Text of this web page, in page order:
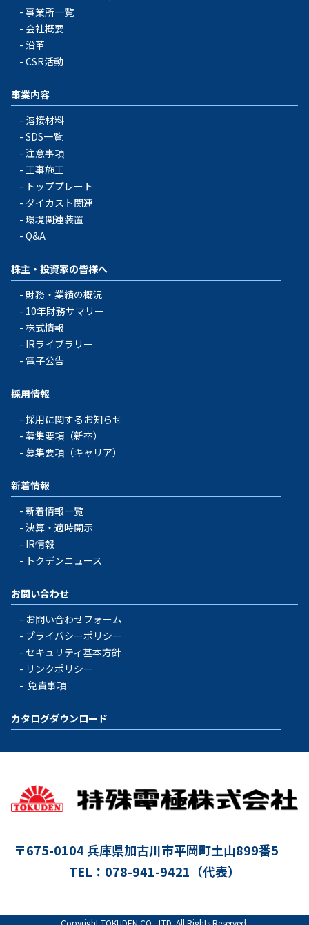
事業所一覧
会社概要
沿革
CSR活動
事業内容
溶接材料
SDS一覧
注意事項
工事施工
トッププレート
ダイカスト関連
環境関連装置
Q&A
株主・投資家の皆様へ
財務・業績の概況
10年財務サマリー
株式情報
IRライブラリー
電子公告
採用情報
採用に関するお知らせ
募集要項（新卒）
募集要項（キャリア）
新着情報
新着情報一覧
決算・適時開示
IR情報
トクデンニュース
お問い合わせ
お問い合わせフォーム
プライバシーポリシー
セキュリティ基本方針
リンクポリシー
免責事項
カタログダウンロード
〒675-0104 兵庫県加古川市平岡町土山899番5
TEL：078-941-9421（代表）
Copyright TOKUDEN CO., LTD. All Rights Reserved.